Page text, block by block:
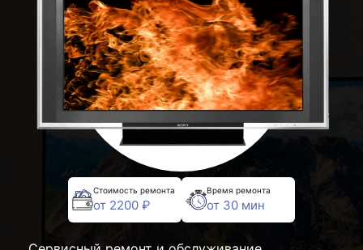
Стоимость ремонта
от 2200 ₽
Время ремонта
от 30 мин